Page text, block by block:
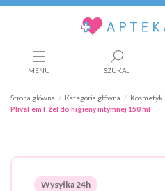
MENU SZUKAJ
Strona główna Kategoria główna Kosmetyki
PlivaFem F żel do higieny intymnej 150 ml
Wysyłka 24h